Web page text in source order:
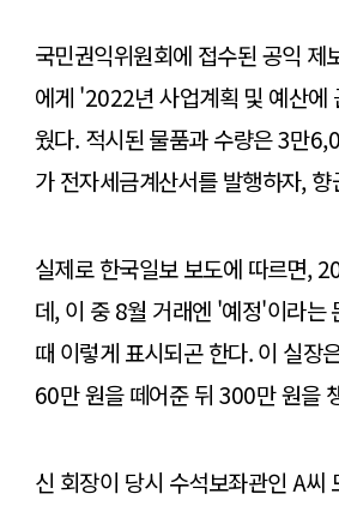
국민권익위원회에 접수된 공익
에게 '2022년 사업계획 및 예산에
웠다. 적시된 물품과 수량은 3만
가 전자세금계산서를 발행하자,
실제로 한국일보 보도에 따르면,
데, 이 중 8월 거래엔 '예정'이라는
때 이렇게 표시되곤 한다. 이 실장
60만 원을 떼어준 뒤 300만 원을
신 회장이 당시 수석보좌관인 A